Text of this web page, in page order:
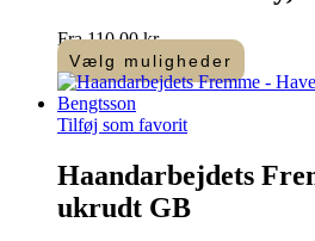
Fra110,00kr.
Vælg muligheder
Dette
vare
har
varianter.
Mulighederne
kan
Tilføj som favorit
Haandarbejdets
ukrudt GB